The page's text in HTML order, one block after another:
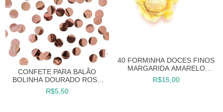
CONFETE PARA BALÃO
BOLINHA DOURADO ROSE
(1,5 CM) 15 G
R$5,50
40 FORMINHA DOCES FINOS
MARGARIDA AMARELO
CANDY COLOR
R$15,00